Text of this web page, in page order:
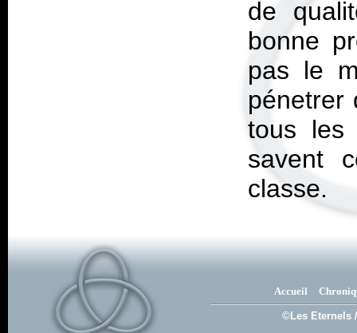
de
bonne
pas le
pénetrer
tous les
savent
classe.
Accueil
©Les Eternels